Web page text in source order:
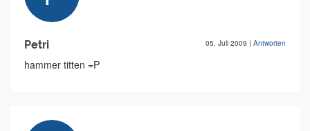
Petri 05. Juli 2009 | Antworten
hammer titten =P